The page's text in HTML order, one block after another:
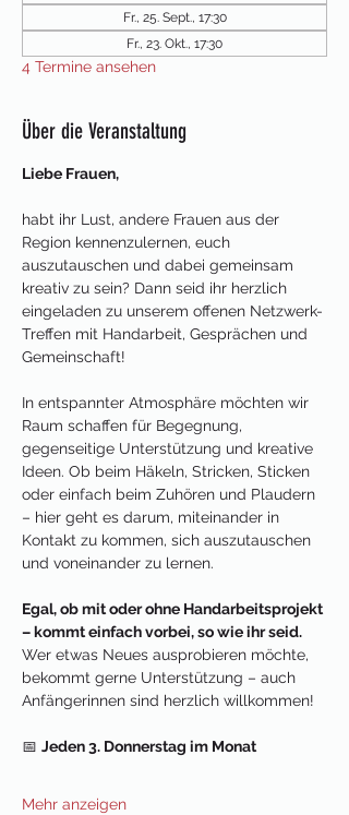
Fr., 25. Sept., 17:30
Fr., 23. Okt., 17:30
4 Termine ansehen
Über die Veranstaltung
Liebe Frauen,
habt ihr Lust, andere Frauen aus der
Region kennenzulernen, euch
auszutauschen und dabei gemeinsam
kreativ zu sein? Dann seid ihr herzlich
eingeladen zu unserem offenen Netzwerk-
Treffen mit Handarbeit, Gesprächen und
Gemeinschaft!
In entspannter Atmosphäre möchten wir
Raum schaffen für Begegnung,
gegenseitige Unterstützung und kreative
Ideen. Ob beim Häkeln, Stricken, Sticken
oder einfach beim Zuhören und Plaudern
– hier geht es darum, miteinander in
Kontakt zu kommen, sich auszutauschen
und voneinander zu lernen.
Egal, ob mit oder ohne Handarbeitsprojekt
– kommt einfach vorbei, so wie ihr seid.
Wer etwas Neues ausprobieren möchte,
bekommt gerne Unterstützung – auch
Anfängerinnen sind herzlich willkommen!
📅 Jeden 3. Donnerstag im Monat
Mehr anzeigen